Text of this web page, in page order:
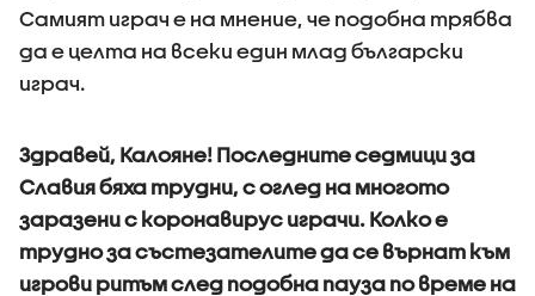
Самият играч е на мнение, че подобна трябва
да е целта на всеки един млад български
играч.
Здравей, Калояне! Последните седмици за
Славия бяха трудни, с оглед на многото
заразени с коронавирус играчи. Колко е
трудно за състезателите да се върнат към
игрови ритъм след подобна пауза по време на